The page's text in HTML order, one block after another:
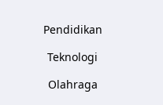
Pendidikan
Teknologi
Olahraga